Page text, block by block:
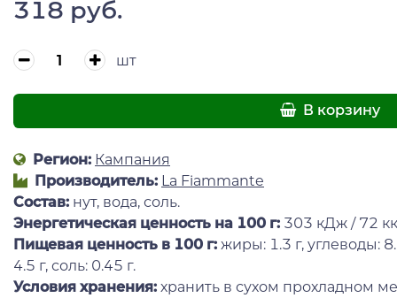
318 руб.
шт
В корзину
Регион: Кампания
Производитель: La Fiammante
Состав: нут, вода, соль.
Энергетическая ценность на 100 г: 303 кДж / 72
Пищевая ценность в 100 г: жиры: 1.3 г, углеводы:
4.5 г, соль: 0.45 г.
Условия хранения: хранить в сухом прохладном